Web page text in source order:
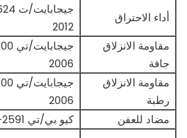
أداء الاحتراق
2012
مقاومة الانزلاق
جافة
2006
مقاومة الانزلاق
رطبة
2006
مضاد للعفن
كيو بي/تي 2591-2003